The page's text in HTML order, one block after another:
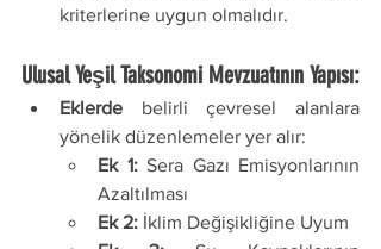
kriterlerine uygun olmalıdır.
Ulusal Yeşil Taksonomi Mevzuatının Yapısı:
Eklerde belirli çevresel alanlara
yönelik düzenlemeler yer alır:
Ek 1: Sera Gazı Emisyonlarının
Azaltılması
Ek 2: İklim Değişikliğine Uyum